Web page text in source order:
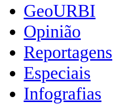
GeoURBI
Opinião
Reportagens
Especiais
Infografias